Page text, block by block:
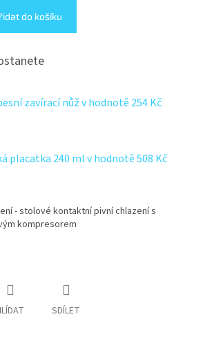
do košíku
zavírací nůžv hodnotě 254 Kč
placatka 240 mlv hodnotě 508 Kč
- stolové kontaktní pivní chlazení s
kompresorem
SDÍLET